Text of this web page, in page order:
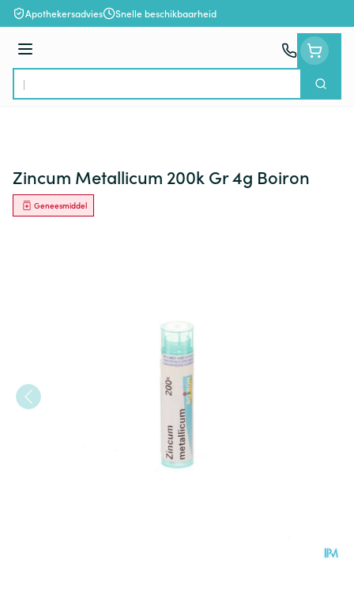
Ga naar de inhoud
Apothekersadvies Snelle beschikbaarheid
Menu
Product, merk, categorie...
Zoek
Zincum Metallicum 200k Gr 4g Boiron
Geneesmiddel